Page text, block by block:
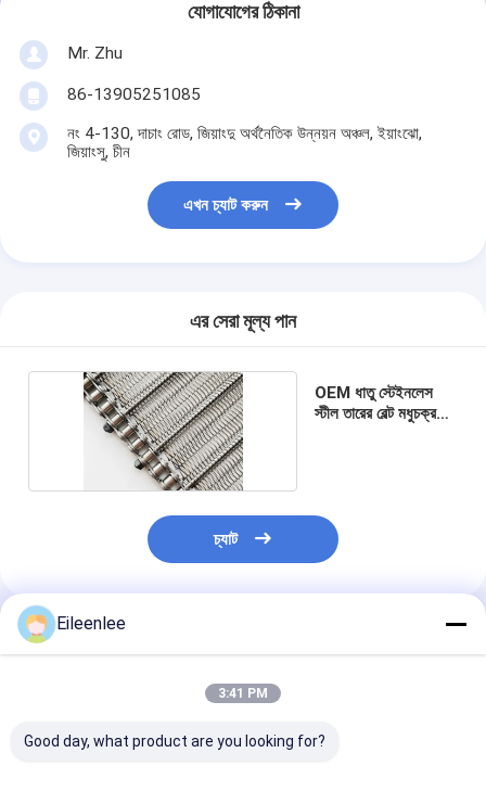
যোগাযোগের ঠিকানা
Mr. Zhu
86-13905251085
নং 4-130, দাচাং রোড, জিয়াংদু অর্থনৈতিক উন্নয়ন অঞ্চল, ইয়াংঝো,
জিয়াংসু, চীন
এখন চ্যাট করুন
এর সেরা মূল্য পান
OEM ধাতু স্টেইনলেস
স্টীল তারের বেল্ট মধুচক্র
চ্যাট
প্রস্তাবিত পণ্য
Eileenlee
3:41 PM
Good day, what product are you looking for?